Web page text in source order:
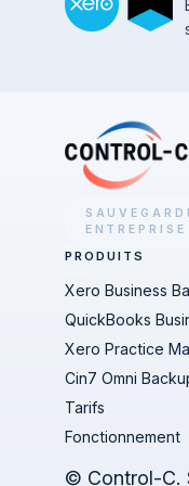
PRODUITS
Xero Business
QuickBooks
Xero Practice
Cin7 Omni
Tarifs
Fonctionnement
© Control-C.